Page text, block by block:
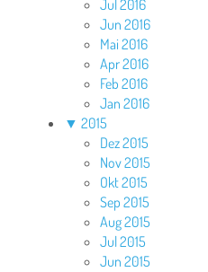
Jul 2016
Jun 2016
Mai 2016
Apr 2016
Feb 2016
Jan 2016
▼ 2015
Dez 2015
Nov 2015
Okt 2015
Sep 2015
Aug 2015
Jul 2015
Jun 2015